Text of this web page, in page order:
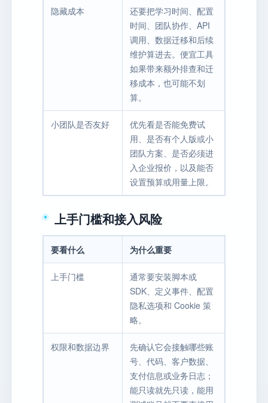
隐藏成本
还要把学习时间、配置
时间、团队协作、API
调用、数据迁移和后续
维护算进去。便宜工具
如果带来额外排查和迁
移成本，也可能不划
算。
小团队是否友好
优先看是否能免费试
用、是否有个人版或小
团队方案、是否必须进
入企业报价，以及能否
设置预算或用量上限。
上手门槛和接入风险
要看什么 为什么重要
上手门槛
通常要安装脚本或
SDK、定义事件、配置
隐私选项和 Cookie 策
略。
权限和数据边界
先确认它会接触哪些账
号、代码、客户数据、
支付信息或业务日志；
能只读就先只读，能用